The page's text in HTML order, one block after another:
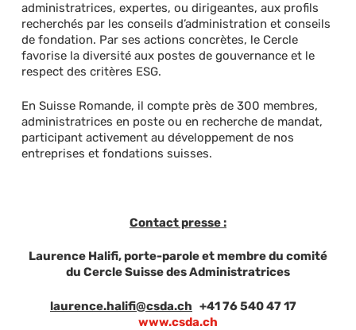
administratrices, expertes, ou dirigeantes, aux profils
recherchés par les conseils d’administration et conseils
de fondation. Par ses actions concrètes, le Cercle
favorise la diversité aux postes de gouvernance et le
respect des critères ESG.
En Suisse Romande, il compte près de 300 membres,
administratrices en poste ou en recherche de mandat,
participant activement au développement de nos
entreprises et fondations suisses.
Contact presse :
Laurence Halifi, porte-parole et membre du comité
du Cercle Suisse des Administratrices
laurence.halifi@csda.ch +41 76 540 47 17
www.csda.ch